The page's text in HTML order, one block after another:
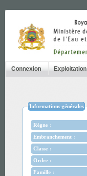
Connexion Exploitation
Informations générales
Règne :
Embranchement :
Classe :
Ordre :
Famille :